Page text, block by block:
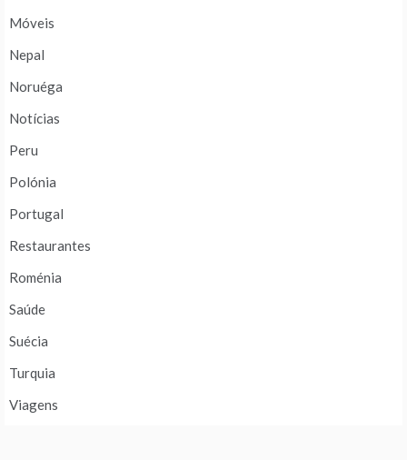
Móveis
Nepal
Noruéga
Notícias
Peru
Polónia
Portugal
Restaurantes
Roménia
Saúde
Suécia
Turquia
Viagens